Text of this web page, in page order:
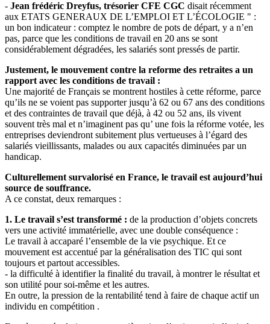
- Jean frédéric Dreyfus, trésorier CFE CGC disait récemment
aux ETATS GENERAUX DE L’EMPLOI ET L’ÉCOLOGIE " :
un bon indicateur : comptez le nombre de pots de départ, y a n’en
pas, parce que les conditions de travail en 20 ans se sont
considérablement dégradées, les salariés sont pressés de partir.
Justement, le mouvement contre la reforme des retraites a un
rapport avec les conditions de travail :
Une majorité de Français se montrent hostiles à cette réforme, parce
qu’ils ne se voient pas supporter jusqu’à 62 ou 67 ans des conditions
et des contraintes de travail que déjà, à 42 ou 52 ans, ils vivent
souvent très mal et n’imaginent pas qu’ une fois la réforme votée, les
entreprises deviendront subitement plus vertueuses à l’égard des
salariés vieillissants, malades ou aux capacités diminuées par un
handicap.
Culturellement survalorisé en France, le travail est aujourd’hui
source de souffrance.
A ce constat, deux remarques :
1. Le travail s’est transformé : de la production d’objets concrets
vers une activité immatérielle, avec une double conséquence :
Le travail à accaparé l’ensemble de la vie psychique. Et ce
mouvement est accentué par la généralisation des TIC qui sont
toujours et partout accessibles.
- la difficulté à identifier la finalité du travail, à montrer le résultat et
son utilité pour soi-même et les autres.
En outre, la pression de la rentabilité tend à faire de chaque actif un
individu en compétition .